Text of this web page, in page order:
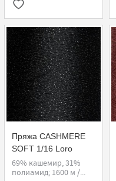
Пряжа CASHMERE
SOFT 1/16 Loro
Piana, Sinflex FMC
69% кашемир, 31%
полиамид; 1600 м /...